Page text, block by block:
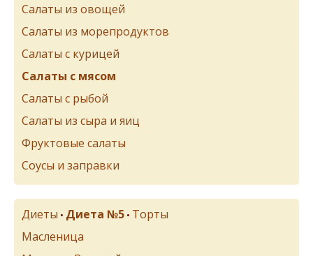
Салаты из овощей
Салаты из морепродуктов
Салаты с курицей
Салаты с мясом
Салаты с рыбой
Салаты из сыра и яиц
Фруктовые салаты
Соусы и заправки
Диеты • Диета №5 • Торты
Масленица